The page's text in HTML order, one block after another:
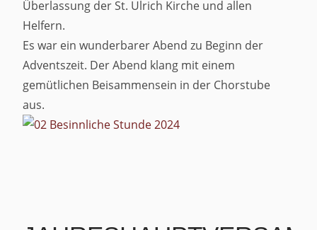
Überlassung der St. Ulrich Kirche und allen
Helfern.
Es war ein wunderbarer Abend zu Beginn der
Adventszeit. Der Abend klang mit einem
gemütlichen Beisammensein in der Chorstube
aus.